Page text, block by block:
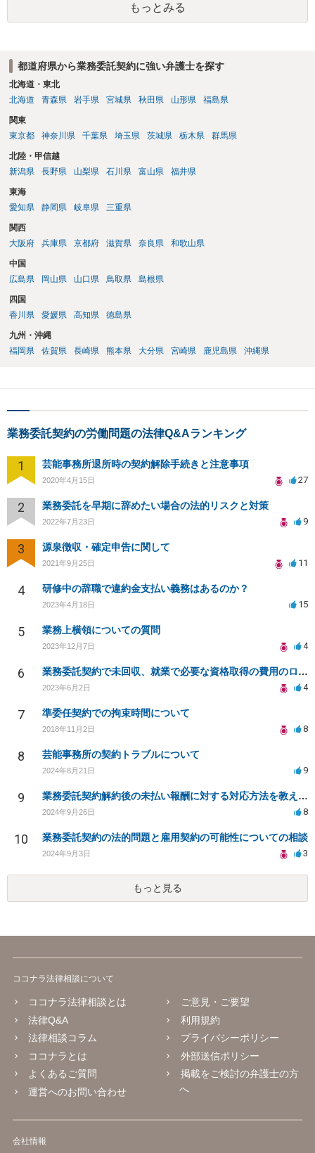
もっとみる
都道府県から業務委託契約に強い弁護士を探す
北海道・東北
北海道
青森県 岩手県 宮城県 秋田県 山形県 福島県
関東
東京都
神奈川県 千葉県 埼玉県 茨城県 栃木県 群馬県
北陸・甲信越
新潟県
長野県 山梨県 石川県 富山県 福井県
東海
愛知県
静岡県 岐阜県 三重県
関西
大阪府
兵庫県 京都府 滋賀県 奈良県 和歌山県
中国
広島県
岡山県 山口県 鳥取県 島根県
四国
香川県
愛媛県 高知県 徳島県
九州・沖縄
福岡県
佐賀県 長崎県 熊本県 大分県 宮崎県 鹿児島県 沖縄県
業務委託契約の労働問題の法律Q&Aランキング
1 芸能事務所退所時の契約解除手続きと注意事項
2020年4月15日 27
2 業務委託を早期に辞めたい場合の法的リスクと対策
2022年7月23日 9
3 源泉徴収・確定申告に関して
2021年9月25日 11
4 研修中の辞職で違約金支払い義務はあるのか？
2023年4月18日 15
5 業務上横領についての質問
2023年12月7日 4
6 業務委託契約で未回収、就業で必要な資格取得の費用のローンを組まされた
2023年6月2日 4
7 準委任契約での拘束時間について
2018年11月2日 8
8 芸能事務所の契約トラブルについて
2024年8月21日 9
9 業務委託契約解約後の未払い報酬に対する対応方法を教えてください
2024年9月26日 8
10 業務委託契約の法的問題と雇用契約の可能性についての相談
2024年9月3日 3
もっと見る
ココナラ法律相談について
ココナラ法律相談とは
法律Q&A
法律相談コラム
ココナラとは
よくあるご質問
運営へのお問い合わせ
ご意見・ご要望
利用規約
プライバシーポリシー
外部送信ポリシー
掲載をご検討の弁護士の方
へ
会社情報